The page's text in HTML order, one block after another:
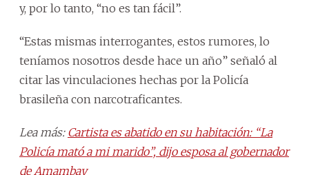
y, por lo tanto, “no es tan fácil”.
“Estas mismas interrogantes, estos rumores, lo
teníamos nosotros desde hace un año” señaló al
citar las vinculaciones hechas por la Policía
brasileña con narcotraficantes.
Lea más: Cartista es abatido en su habitación: “La
Policía mató a mi marido”, dijo esposa al gobernador
de Amambay